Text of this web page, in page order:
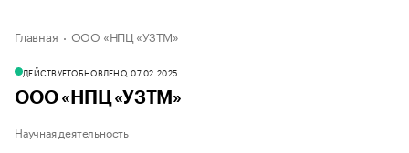
Главная ООО «НПЦ «УЗТМ»
ДЕЙСТВУЕТОБНОВЛЕНО, 07.02.2025
ООО «НПЦ «УЗТМ»
Научная деятельность